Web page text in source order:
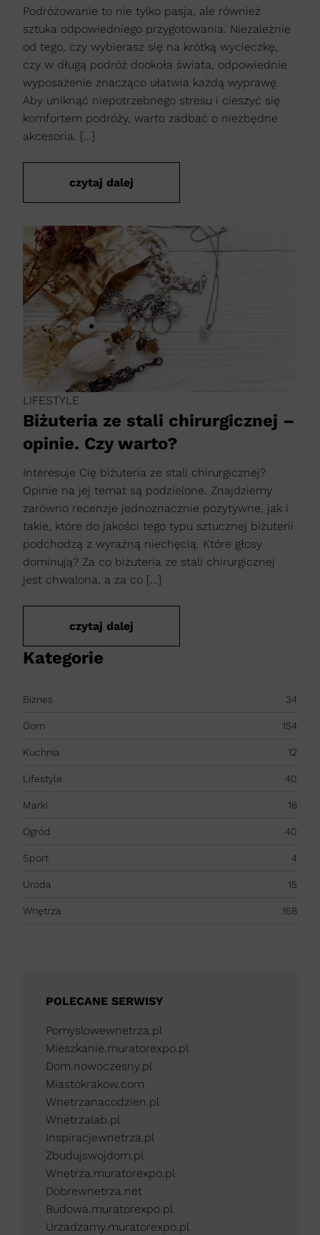
Podróżowanie to nie tylko pasja, ale również
sztuka odpowiedniego przygotowania. Niezależnie
od tego, czy wybierasz się na krótką wycieczkę,
czy w długą podróż dookoła świata, odpowiednie
wyposażenie znacząco ułatwia każdą wyprawę.
Aby uniknąć niepotrzebnego stresu i cieszyć się
komfortem podróży, warto zadbać o niezbędne
akcesoria. […]
czytaj dalej
LIFESTYLE
Biżuteria ze stali chirurgicznej –
opinie. Czy warto?
Interesuje Cię biżuteria ze stali chirurgicznej?
Opinie na jej temat są podzielone. Znajdziemy
zarówno recenzje jednoznacznie pozytywne, jak i
takie, które do jakości tego typu sztucznej biżuterii
podchodzą z wyraźną niechęcią. Które głosy
dominują? Za co biżuteria ze stali chirurgicznej
jest chwalona, a za co […]
czytaj dalej
Kategorie
Biznes 34
Dom 154
Kuchnia 12
Lifestyle 40
Marki 16
Ogród 40
Sport 4
Uroda 15
Wnętrza 158
POLECANE SERWISY
Pomyslowewnetrza.pl
Mieszkanie.muratorexpo.pl
Dom.nowoczesny.pl
Miastokrakow.com
Wnetrzanacodzien.pl
Wnetrzalab.pl
Inspiracjewnetrza.pl
Zbudujswojdom.pl
Wnetrza.muratorexpo.pl
Dobrewnetrza.net
Budowa.muratorexpo.pl
Urzadzamy.muratorexpo.pl